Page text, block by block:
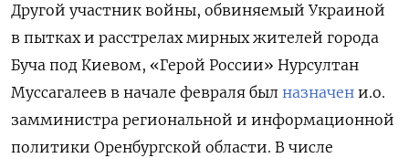
Другой участник войны, обвиняемый Украиной
в пытках и расстрелах мирных жителей города
Буча под Киевом, «Герой России» Нурсултан
Муссагалеев в начале февраля был назначен и.о.
замминистра региональной и информационной
политики Оренбургской области. В числе